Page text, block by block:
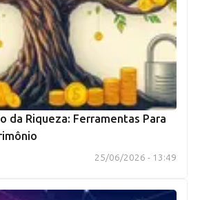
da Riqueza: Ferramentas Para
25/06/2026 - 13:49